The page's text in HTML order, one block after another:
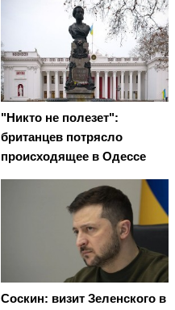
"Никто не полезет":
британцев потрясло
происходящее в Одессе
Соскин: визит Зеленского в